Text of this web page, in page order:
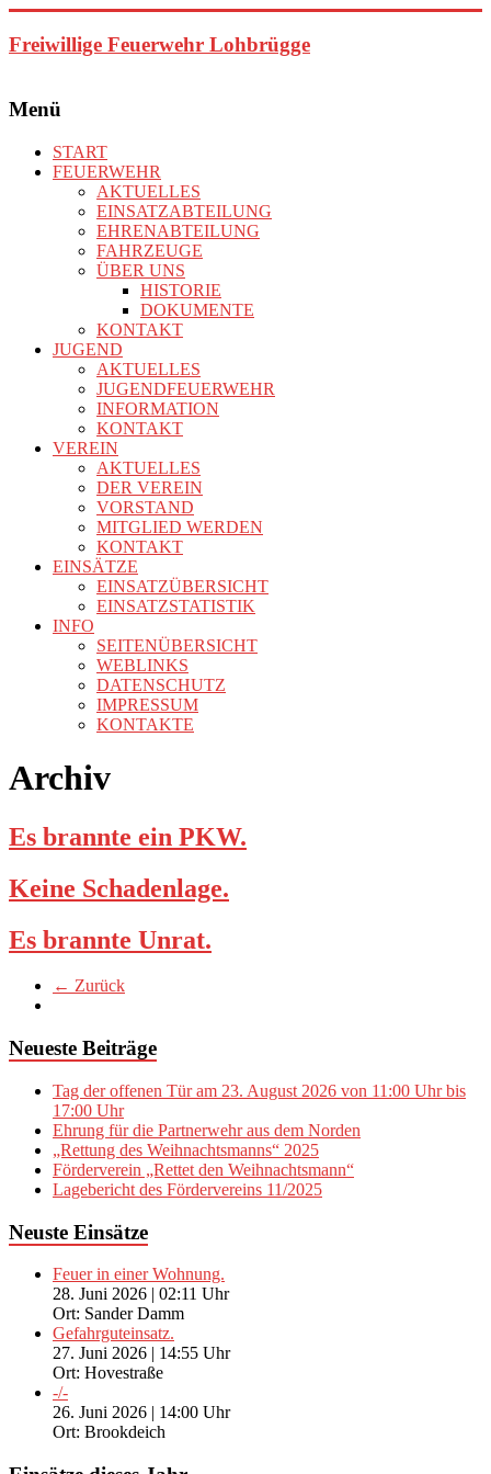
Inhalt
springen
Freiwillige Feuerwehr Lohbrügge
Menü
START
FEUERWEHR
AKTUELLES
EINSATZABTEILUNG
EHRENABTEILUNG
FAHRZEUGE
ÜBER UNS
HISTORIE
DOKUMENTE
KONTAKT
JUGEND
AKTUELLES
JUGENDFEUERWEHR
INFORMATION
KONTAKT
VEREIN
AKTUELLES
DER VEREIN
VORSTAND
MITGLIED WERDEN
KONTAKT
EINSÄTZE
EINSATZÜBERSICHT
EINSATZSTATISTIK
INFO
SEITENÜBERSICHT
WEBLINKS
DATENSCHUTZ
IMPRESSUM
KONTAKTE
Archiv
Es brannte ein PKW.
Keine Schadenlage.
Es brannte Unrat.
← Zurück
Neueste Beiträge
Tag der offenen Tür am 23. August 2026 von 11:00 Uhr bis
17:00 Uhr
Ehrung für die Partnerwehr aus dem Norden
„Rettung des Weihnachtsmanns“ 2025
Förderverein „Rettet den Weihnachtsmann“
Lagebericht des Fördervereins 11/2025
Neuste Einsätze
Feuer in einer Wohnung.
28. Juni 2026 | 02:11 Uhr
Ort: Sander Damm
Gefahrguteinsatz.
27. Juni 2026 | 14:55 Uhr
Ort: Hovestraße
-/-
26. Juni 2026 | 14:00 Uhr
Ort: Brookdeich